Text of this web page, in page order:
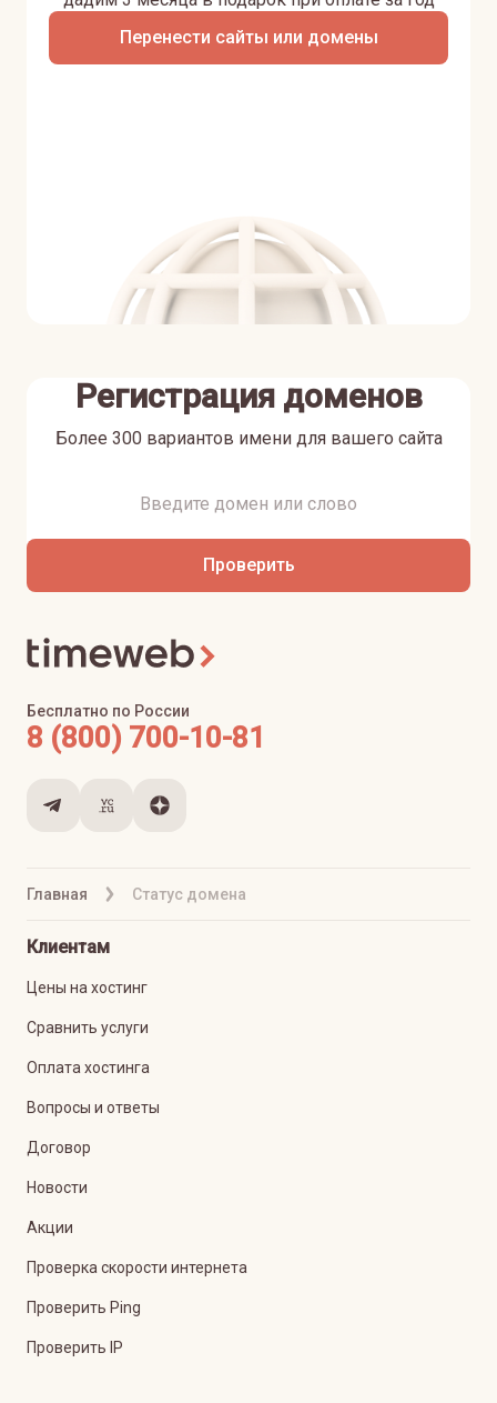
Перенести сайты или домены
Регистрация доменов
Более 300 вариантов имени для вашего сайта
Проверить
Главная Статус домена
Бесплатно по России
8 (800) 700-10-81
Клиентам
Цены на хостинг
Сравнить услуги
Оплата хостинга
Вопросы и ответы
Договор
Новости
Акции
Проверка скорости интернета
Проверить Ping
Проверить IP